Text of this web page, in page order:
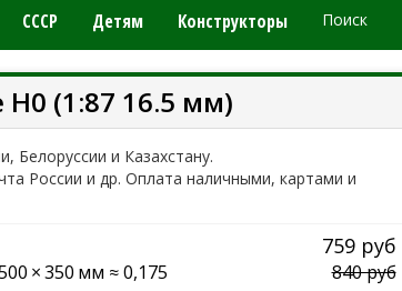
СССР Детям Конструкторы Поиск
(1:87 16.5 мм)
Белоруссии и Казахстану.
России и др. Оплата наличными, картами и
× 350 мм ≈ 0,175
759 руб
840 руб